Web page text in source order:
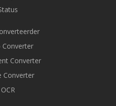
Converter
Converter
Converter
OCR